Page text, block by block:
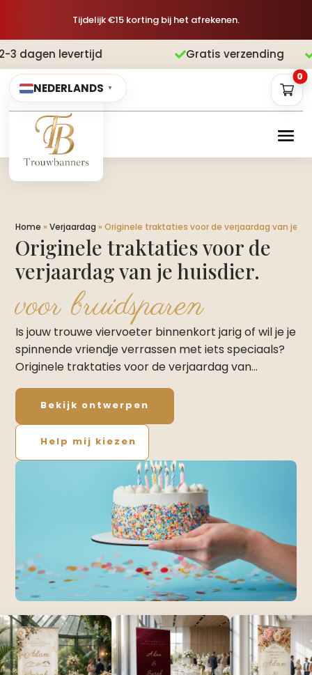
Tijdelijk €15 korting bij het afrekenen.
Gratis verzending Achteraf
NEDERLANDS ▼
0
Home »Verjaardag »Originele traktaties voor de verjaardag van je
Originele traktaties voor de
verjaardag van je huisdier.​
voor bruidsparen
Is jouw trouwe viervoeter binnenkort jarig of wil je je
spinnende vriendje verrassen met iets speciaals?
Originele traktaties voor de verjaardag van…
Bekijk ontwerpen
Help mij kiezen